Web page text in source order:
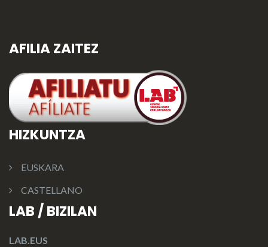
AFILIA ZAITEZ
HIZKUNTZA
EUSKARA
CASTELLANO
LAB / BIZILAN
LAB.EUS